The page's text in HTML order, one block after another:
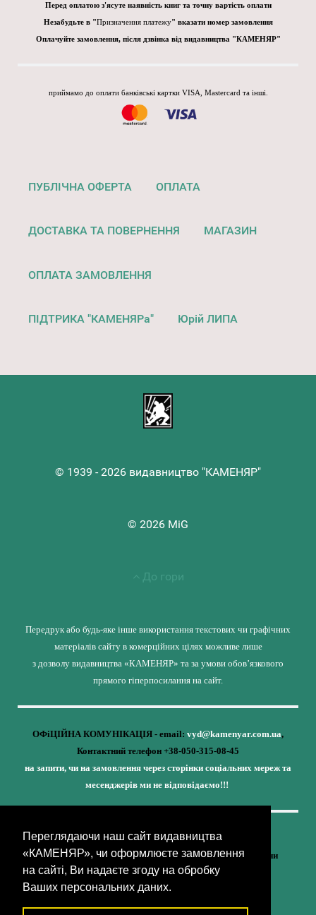
Переглядаючи наш сайт видавництва
«КАМЕНЯР», чи оформлюєте замовлення
на сайті, Ви надаєте згоду на обробку
Ваших персональних даних.
Перед оплатою з'ясуте наявність книг та точну вартість оплати
Незабудьте в "Призначення платежу" вказати номер замовлення
Оплачуйте замовлення, після дзвінка від видавництва "КАМЕНЯР"
приймамо до оплати банківські картки VISA, Mastercard та інші.
ПУБЛІЧНА ОФЕРТА ОПЛАТА
ДОСТАВКА ТА ПОВЕРНЕННЯ МАГАЗИН
ОПЛАТА ЗАМОВЛЕННЯ
ПІДТРИКА "КАМЕНЯРа" Юрій ЛИПА
© 1939 - 2026 видавництво "КАМЕНЯР"
© 2026 MiG
До гори
Передрук або будь-яке інше використання текстових чи графічних
матеріалів сайту в комерційних цілях можливе лише
з дозволу видавництва «КАМЕНЯР» та за умови обов’язкового
прямого гіперпосилання на сайт.
ОФіЦІЙНА КОМУНІКАЦІЯ - email: vyd@kamenyar.com.ua,
Контактний телефон +38-050-315-08-45
на запити, чи на замовлення через сторінки соціальних мереж та
месенджерів ми не відповідаємо!!!
Кожне наше видання - це внесок у спротив,
у збереження ідентичності та неминучу перемогу України
(видавництво «КАМЕНЯР»)